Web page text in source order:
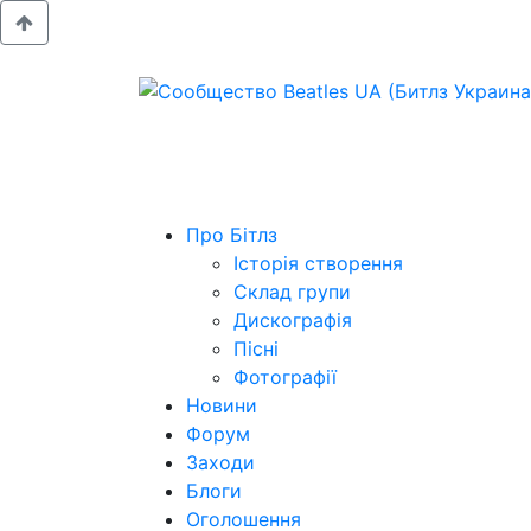
Про Бітлз
Історія створення
Склад групи
Дискографія
Пісні
Фотографії
Новини
Форум
Заходи
Блоги
Оголошення